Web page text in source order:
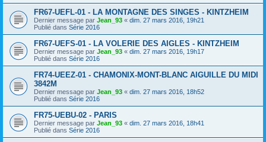
FR67-UEFL-01 - LA MONTAGNE DES SINGES - KINTZHEIM
Dernier message par Jean_93 « dim. 27 mars 2016, 19h21
Publié dans Série 2016
FR67-UEFS-01 - LA VOLERIE DES AIGLES - KINTZHEIM
Dernier message par Jean_93 « dim. 27 mars 2016, 19h17
Publié dans Série 2016
FR74-UEEZ-01 - CHAMONIX-MONT-BLANC AIGUILLE DU MIDI
3842M
Dernier message par Jean_93 « dim. 27 mars 2016, 18h52
Publié dans Série 2016
FR75-UEBU-02 - PARIS
Dernier message par Jean_93 « dim. 27 mars 2016, 18h41
Publié dans Série 2016